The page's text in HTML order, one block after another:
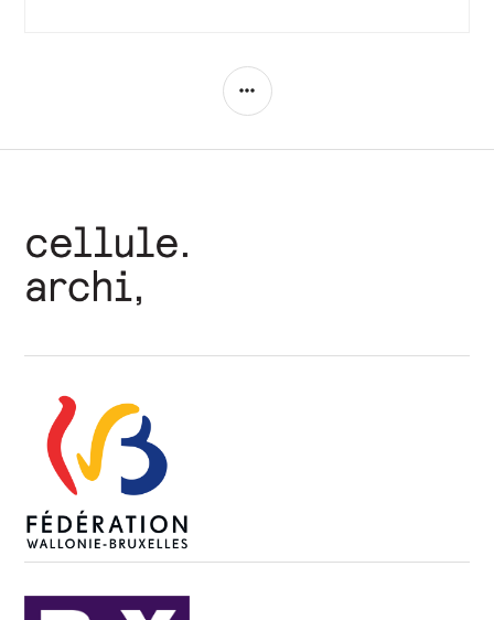
COLONNE